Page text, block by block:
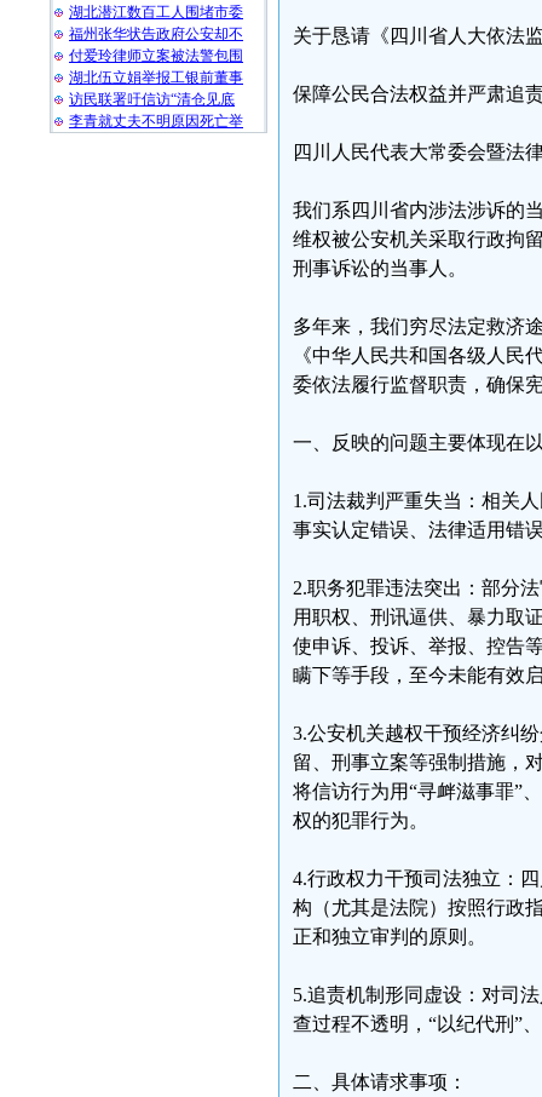
湖北潜江数百工人围堵市委
福州张华状告政府公安却不
付爱玲律师立案被法警包围
湖北伍立娟举报工银前董事
访民联署吁信访“清仓见底
李青就丈夫不明原因死亡举
关于恳请《四川省人大依法
保障公民合法权益并严肃追
四川人民代表大常委会暨法
我们系四川省内涉法涉诉的
维权被公安机关采取行政拘
刑事诉讼的当事人。
多年来，我们穷尽法定救济
《中华人民共和国各级人民
委依法履行监督职责，确保
一、反映的问题主要体现在
1.司法裁判严重失当：相关
事实认定错误、法律适用错
2.职务犯罪违法突出：部分
用职权、刑讯逼供、暴力取
使申诉、投诉、举报、控告
瞒下等手段，至今未能有效
3.公安机关越权干预经济纠
留、刑事立案等强制措施，
将信访行为用“寻衅滋事罪”
权的犯罪行为。
4.行政权力干预司法独立：
构（尤其是法院）按照行政
正和独立审判的原则。
5.追责机制形同虚设：对司
查过程不透明，“以纪代刑”
二、具体请求事项：